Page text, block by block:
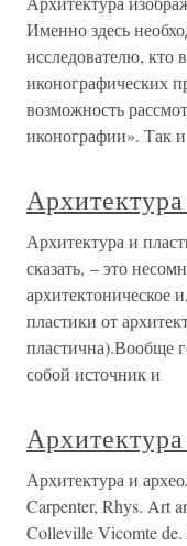
Именно здесь
исследователю, кто
иконографических
возможность
иконографии». Так и
Архитектура и
сказать, – это
архитектоническое
пластики от
пластична).Вообще
собой источник и
Архитектура и
Carpenter, Rhys. Art
Colleville Vicomte de.